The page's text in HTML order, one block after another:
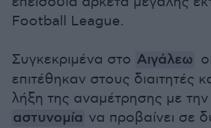
Football League.
Συγκεκριμένα στο Αιγάλεω
επιτέθηκαν στους διαιτητές
λήξη της αναμέτρησης με
αστυνομία να προβαίνει σε